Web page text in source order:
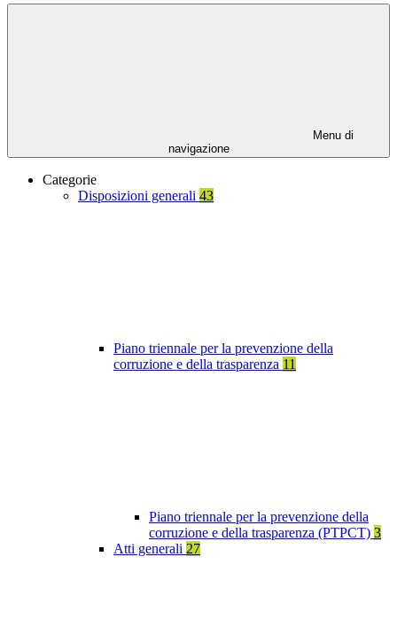
Menu di
navigazione
Categorie
Disposizioni generali 43
Piano triennale per la prevenzione della
corruzione e della trasparenza 11
Piano triennale per la prevenzione della
corruzione e della trasparenza (PTPCT) 3
Atti generali 27